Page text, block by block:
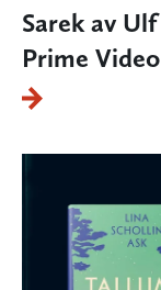
Sarek av
Prime Video